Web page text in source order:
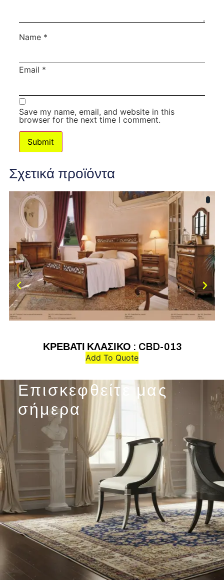
Name *
Email *
Save my name, email, and website in this
browser for the next time I comment.
Σχετικά προϊόντα
ΚΡΕΒΑΤΙ ΚΛΑΣΙΚΟ : CBD-013
Add To Quote
Επισκεφθείτε μας
σήμερα